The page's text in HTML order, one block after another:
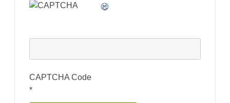
CAPTCHA Code
*